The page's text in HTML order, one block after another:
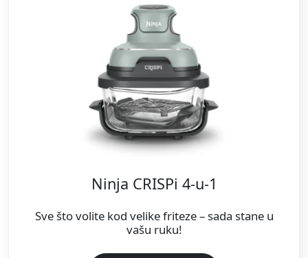
Ninja CRISPi 4-u-1
Sve što volite kod velike friteze – sada stane u
vašu ruku!